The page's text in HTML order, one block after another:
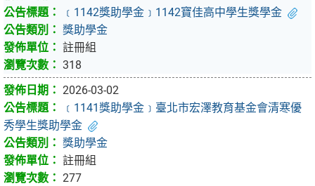
﹝1142獎助學金﹞1142寶佳高中學生獎學金
獎助學金
註冊組
318
2026-03-02
﹝1141獎助學金﹞臺北市宏澤教育基金會清寒優
秀學生獎助學金
獎助學金
註冊組
277